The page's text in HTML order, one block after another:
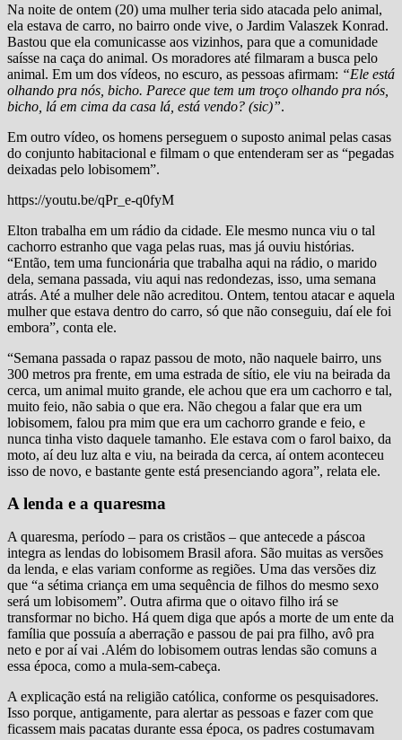
Na noite de ontem (20) uma mulher teria sido atacada pelo animal,
ela estava de carro, no bairro onde vive, o Jardim Valaszek Konrad.
Bastou que ela comunicasse aos vizinhos, para que a comunidade
saísse na caça do animal. Os moradores até filmaram a busca pelo
animal. Em um dos vídeos, no escuro, as pessoas afirmam: “Ele está
olhando pra nós, bicho. Parece que tem um troço olhando pra nós,
bicho, lá em cima da casa lá, está vendo? (sic)”.
Em outro vídeo, os homens perseguem o suposto animal pelas casas
do conjunto habitacional e filmam o que entenderam ser as “pegadas
deixadas pelo lobisomem”.
https://youtu.be/qPr_e-q0fyM
Elton trabalha em um rádio da cidade. Ele mesmo nunca viu o tal
cachorro estranho que vaga pelas ruas, mas já ouviu histórias.
“Então, tem uma funcionária que trabalha aqui na rádio, o marido
dela, semana passada, viu aqui nas redondezas, isso, uma semana
atrás. Até a mulher dele não acreditou. Ontem, tentou atacar e aquela
mulher que estava dentro do carro, só que não conseguiu, daí ele foi
embora”, conta ele.
“Semana passada o rapaz passou de moto, não naquele bairro, uns
300 metros pra frente, em uma estrada de sítio, ele viu na beirada da
cerca, um animal muito grande, ele achou que era um cachorro e tal,
muito feio, não sabia o que era. Não chegou a falar que era um
lobisomem, falou pra mim que era um cachorro grande e feio, e
nunca tinha visto daquele tamanho. Ele estava com o farol baixo, da
moto, aí deu luz alta e viu, na beirada da cerca, aí ontem aconteceu
isso de novo, e bastante gente está presenciando agora”, relata ele.
A lenda e a quaresma
A quaresma, período – para os cristãos – que antecede a páscoa
integra as lendas do lobisomem Brasil afora. São muitas as versões
da lenda, e elas variam conforme as regiões. Uma das versões diz
que “a sétima criança em uma sequência de filhos do mesmo sexo
será um lobisomem”. Outra afirma que o oitavo filho irá se
transformar no bicho. Há quem diga que após a morte de um ente da
família que possuía a aberração e passou de pai pra filho, avô pra
neto e por aí vai .Além do lobisomem outras lendas são comuns a
essa época, como a mula-sem-cabeça.
A explicação está na religião católica, conforme os pesquisadores.
Isso porque, antigamente, para alertar as pessoas e fazer com que
ficassem mais pacatas durante essa época, os padres costumavam